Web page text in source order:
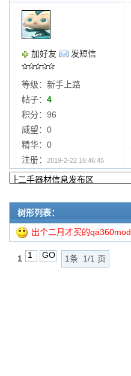
交易帖
小字报
加好友 发短信
等级：新手上路
帖子： 4
积分：96
威望：0
精华：0
注册：
2019-2-22 16:46:45
树形列表：
出个二月才买的qa360mod
1 1条 1/1 页